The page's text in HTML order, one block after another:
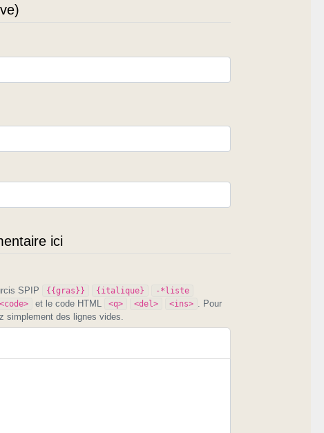
ici
SPIP
{{gras}} {italique}
-*liste
<code> et le code HTML <q> <del> <ins> . Pour
simplement des lignes vides.